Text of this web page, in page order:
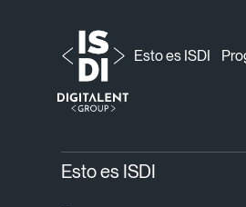
Esto es ISDI
ISDI Noticias
Esto es ISDI